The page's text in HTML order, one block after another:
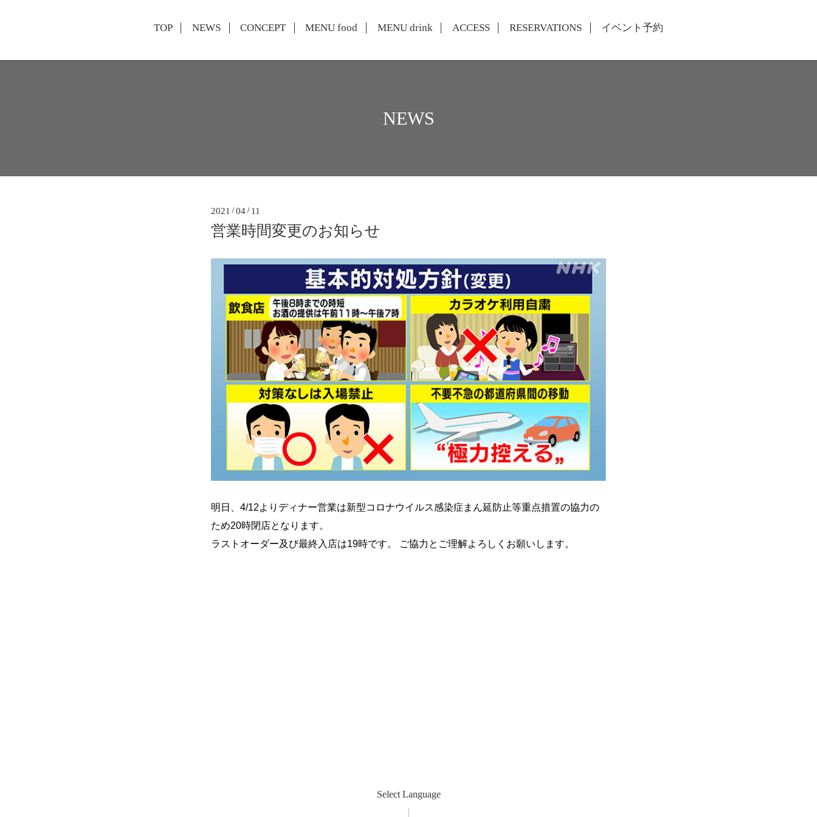
TOP NEWS CONCEPT MENU food MENU drink ACCESS RESERVATIONS イベント予約
NEWS
2021 /04 / 11
営業時間変更のお知らせ
明日、4/12よりディナー営業は新型コロナウイルス感染症まん延防止等重点措置の協力の
ため20時閉店となります。
ラストオーダー及び最終入店は19時です。 ご協力とご理解よろしくお願いします。
Select Language